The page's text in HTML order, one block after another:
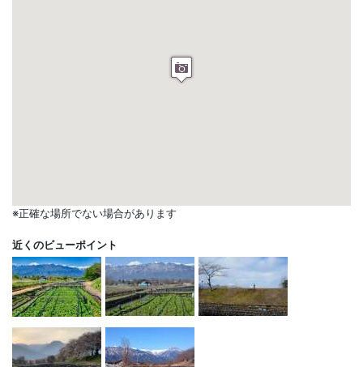
※正確な場所でない場合があります
近くのビューポイント